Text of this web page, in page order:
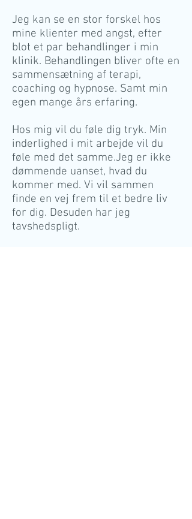
Jeg kan se en stor forskel hos
mine klienter med angst, efter
blot et par behandlinger i min
klinik. Behandlingen bliver ofte en
sammensætning af terapi,
coaching og hypnose. Samt min
egen mange års erfaring.
Hos mig vil du føle dig tryk. Min
inderlighed i mit arbejde vil du
føle med det samme.Jeg er ikke
dømmende uanset, hvad du
kommer med. Vi vil sammen
finde en vej frem til et bedre liv
for dig. Desuden har jeg
tavshedspligt.